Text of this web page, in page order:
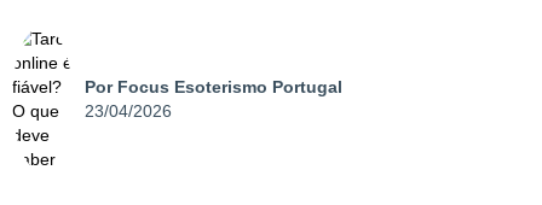
Por Focus Esoterismo Portugal
23/04/2026